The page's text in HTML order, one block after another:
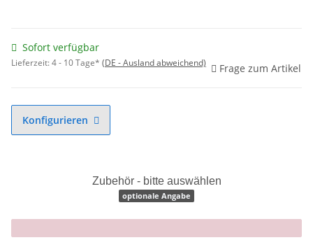
Sofort verfügbar
Lieferzeit:4 - 10 Tage* (DE - Ausland abweichend) Frage zum Artikel
Konfigurieren
Zubehör - bitte auswählen
optionale Angabe
x